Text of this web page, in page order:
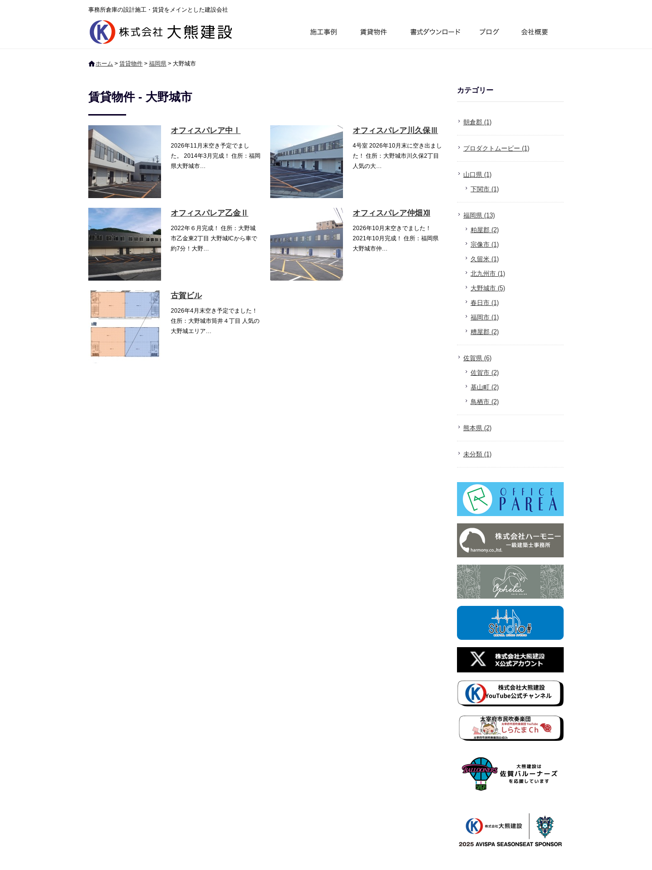
事務所倉庫の設計施工・賃貸をメインとした建設会社
ホーム > 賃貸物件 > 福岡県 > 大野城市
賃貸物件 - 大野城市
オフィスパレア中Ⅰ
2026年11月末空き予定でまし
た。 2014年3月完成！ 住所：福岡
県大野城市…
オフィスパレア川久保Ⅲ
4号室 2026年10月末に空き出まし
た！ 住所：大野城市川久保2丁目
人気の大…
オフィスパレア乙金Ⅱ
2022年６月完成！ 住所：大野城
市乙金東2丁目 大野城ICから車で
約7分！大野…
オフィスパレア仲畑Ⅻ
2026年10月末空きでました！
2021年10月完成！ 住所：福岡県
大野城市仲…
古賀ビル
2026年4月末空き予定でました！
住所：大野城市筒井４丁目 人気の
大野城エリア…
カテゴリー
朝倉郡 (1)
プロダクトムービー (1)
山口県 (1)
下関市 (1)
福岡県 (13)
粕屋郡 (2)
宗像市 (1)
久留米 (1)
北九州市 (1)
大野城市 (5)
春日市 (1)
福岡市 (1)
糟屋郡 (2)
佐賀県 (6)
佐賀市 (2)
基山町 (2)
鳥栖市 (2)
熊本県 (2)
未分類 (1)